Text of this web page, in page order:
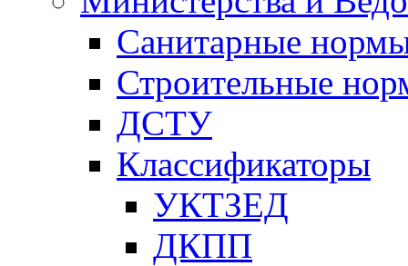
Санитарные
Строительные
ДСТУ
Классификаторы
УКТЗЕД
ДКПП